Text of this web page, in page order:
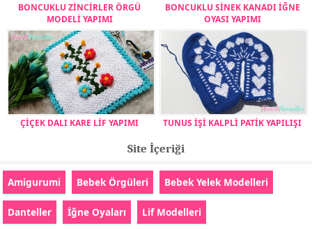
BONCUKLU ZİNCİRLER ÖRGÜ
MODELİ YAPIMI
BONCUKLU SİNEK KANADI İĞNE
OYASI YAPIMI
ÇİÇEK DALI KARE LİF YAPIMI TUNUS İŞİ KALPLİ PATİK YAPILIŞI
Site İçeriği
Amigurumi Bebek Örgüleri Bebek Yelek Modelleri
Danteller İğne Oyaları Lif Modelleri